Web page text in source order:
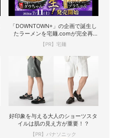
「DOWNTOWN+」の企画で誕生し
たラーメンを宅麺.comが完全再
現！
【PR】宅麺
好印象を与える大人のショーツスタ
イルは肌の見え方が重要！？
【PR】パナソニック